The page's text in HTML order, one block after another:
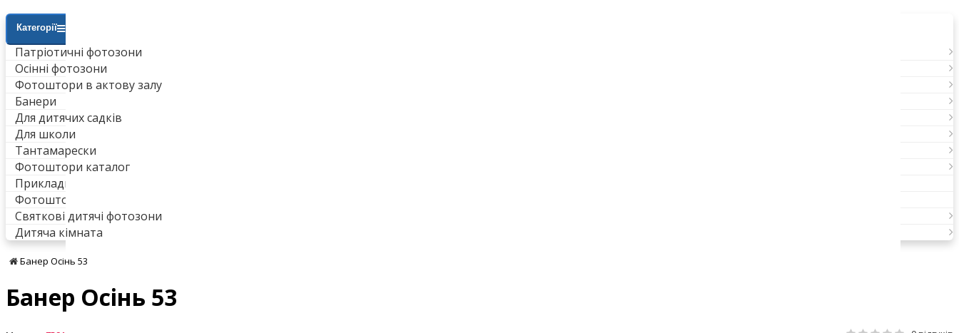
Категорії
Патріотичні фотозони
Осінні фотозони
Фотоштори в актову залу
Банери
Для дитячих садків
Для школи
Тантамарески
Фотоштори каталог
Приклади робіт
Фотоштори для ванни
Святкові дитячі фотозони
Дитяча кімната
Банер Осінь 53
Банер Осінь 53